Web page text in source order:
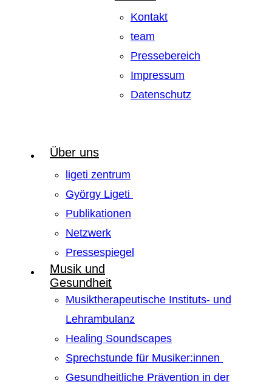
Kontakt
team
Pressebereich
Impressum
Datenschutz
Über uns
ligeti zentrum
György Ligeti
Publikationen
Netzwerk
Pressespiegel
Musik und
Gesundheit
Musiktherapeutische Instituts- und
Lehrambulanz
Healing Soundscapes
Sprechstunde für Musiker:innen
Gesundheitliche Prävention in der